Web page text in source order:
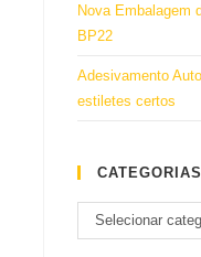
Nova Embalagem
BP22
Adesivamento
estiletes certos
CATEGORIAS
Categorias
Selecionar